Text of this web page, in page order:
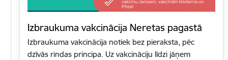
Izbraukuma vakcinācija Neretas pagastā
Izbraukuma vakcinācija notiek bez pieraksta, pēc
dzīvās rindas principa. Uz vakcināciju līdzi jāņem